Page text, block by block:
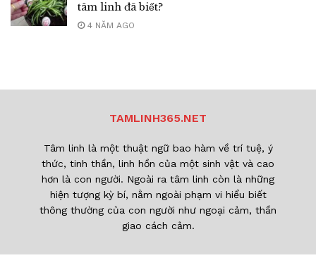
tâm linh đã biết?
4 NĂM AGO
TAMLINH365.NET
Tâm linh là một thuật ngữ bao hàm về trí tuệ, ý
thức, tinh thần, linh hồn của một sinh vật và cao
hơn là con người. Ngoài ra tâm linh còn là những
hiện tượng kỳ bí, nằm ngoài phạm vi hiểu biết
thông thường của con người như ngoại cảm, thần
giao cách cảm.